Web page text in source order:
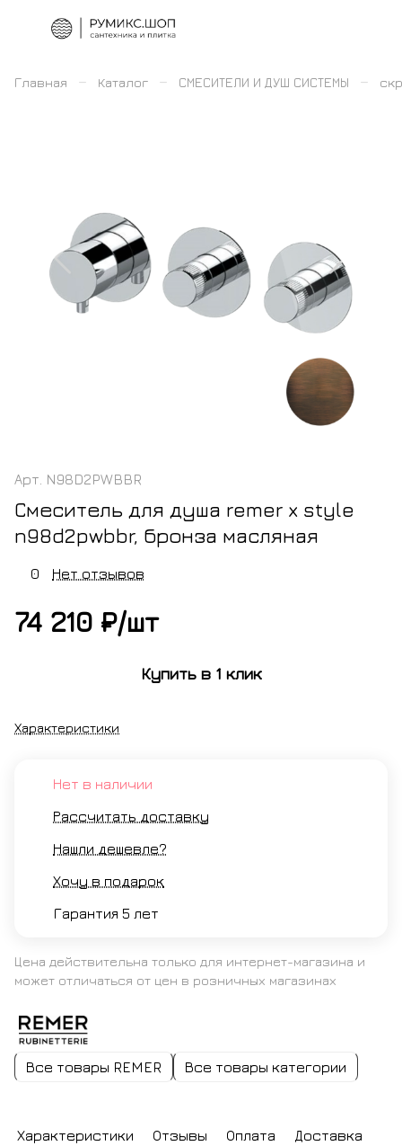
Главная – Каталог – СМЕСИТЕЛИ И ДУШ СИСТЕМЫ –
Арт. N98D2PWBBR
Смеситель для душа remer x style
n98d2pwbbr, бронза масляная
0 Нет отзывов
74 210 ₽/шт
Купить в 1 клик
Характеристики
Нет в наличии
Рассчитать доставку
Нашли дешевле?
Хочу в подарок
Гарантия 5 лет
Цена действительна только для интернет-магазина и
может отличаться от цен в розничных магазинах
Все товары REMER Все товары категории
Характеристики Отзывы Оплата Доставка